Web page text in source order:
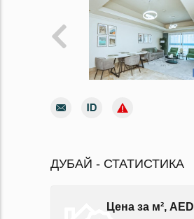
ДУБАЙ - СТАТИСТИКА
Цена за м², AED